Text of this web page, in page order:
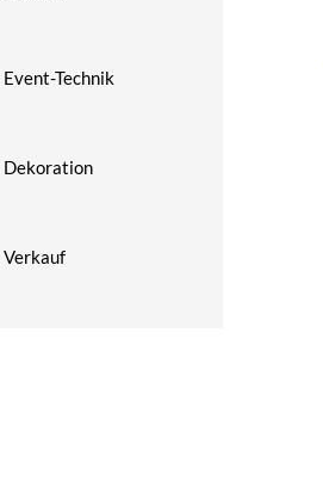
Event-Technik
Dekoration
Verkauf